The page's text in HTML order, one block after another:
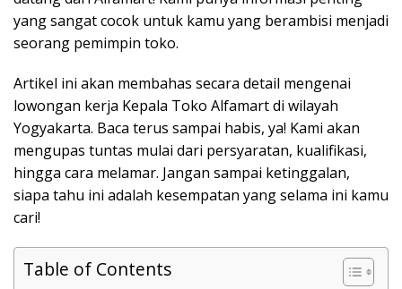
yang sangat cocok untuk kamu yang berambisi menjadi
seorang pemimpin toko.
Artikel ini akan membahas secara detail mengenai
lowongan kerja Kepala Toko Alfamart di wilayah
Yogyakarta. Baca terus sampai habis, ya! Kami akan
mengupas tuntas mulai dari persyaratan, kualifikasi,
hingga cara melamar. Jangan sampai ketinggalan,
siapa tahu ini adalah kesempatan yang selama ini kamu
cari!
Table of Contents